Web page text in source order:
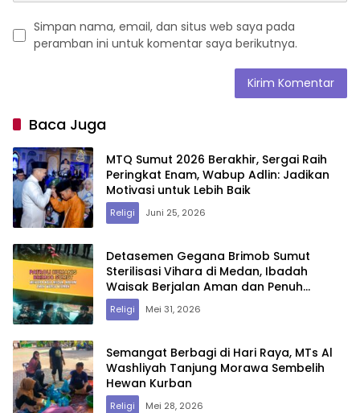
Simpan nama, email, dan situs web saya pada
peramban ini untuk komentar saya berikutnya.
Baca Juga
MTQ Sumut 2026 Berakhir, Sergai Raih
Peringkat Enam, Wabup Adlin: Jadikan
Motivasi untuk Lebih Baik
Religi Juni 25, 2026
Detasemen Gegana Brimob Sumut
Sterilisasi Vihara di Medan, Ibadah
Waisak Berjalan Aman dan Penuh
Khidmat
Religi Mei 31, 2026
Semangat Berbagi di Hari Raya, MTs Al
Washliyah Tanjung Morawa Sembelih
Hewan Kurban
Religi Mei 28, 2026